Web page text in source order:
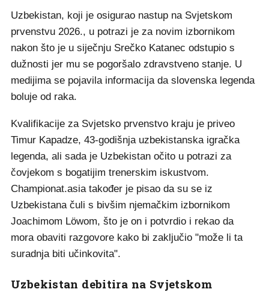
Uzbekistan, koji je osigurao nastup na Svjetskom
prvenstvu 2026., u potrazi je za novim izbornikom
nakon što je u siječnju Srečko Katanec odstupio s
dužnosti jer mu se pogoršalo zdravstveno stanje. U
medijima se pojavila informacija da slovenska legenda
boluje od raka.
Kvalifikacije za Svjetsko prvenstvo kraju je priveo
Timur Kapadze, 43-godišnja uzbekistanska igračka
legenda, ali sada je Uzbekistan očito u potrazi za
čovjekom s bogatijim trenerskim iskustvom.
Championat.asia također je pisao da su se iz
Uzbekistana čuli s bivšim njemačkim izbornikom
Joachimom Löwom, što je on i potvrdio i rekao da
mora obaviti razgovore kako bi zaključio "može li ta
suradnja biti učinkovita".
Uzbekistan debitira na Svjetskom